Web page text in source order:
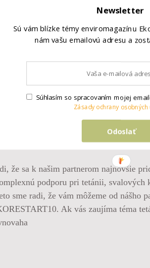
💚 #ekologia #udrzatelnost
že sa k našim partnerom najnovšie
podporu pri tetánii,
sme radi, že vám môžeme od
Ak vás zaujíma téma
Newsletter
Sú vám blízke témy enviromagazínu
nám vašu emailovú adresu a
Odoslať
Súhlasím so spracovaním mojej
Zásady ochrany